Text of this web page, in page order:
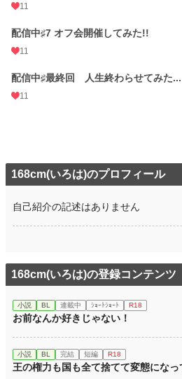
11
配信中♯7 オフ会開催してみた!!
11
配信中♯最終回 人生終わらせてみた...
11
168cm(いろは)のプロフィール
自己紹介の記述はありません
168cm(いろは)の登録コンテンツ
小説 BL 連載中 ｼｮｰﾄｼｮｰﾄ R18
お前なんか好きじゃない！
小説 BL 完結 短編 R18
王の権力も国も全て捨てて変態にな